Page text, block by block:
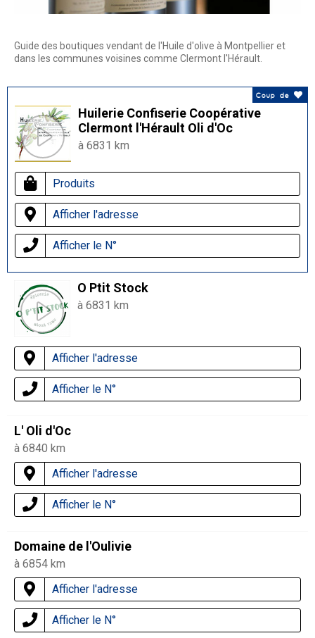
Guide des boutiques vendant de l'Huile d'olive à Montpellier et
dans les communes voisines comme Clermont l'Hérault.
Coup de
Huilerie Confiserie Coopérative
Clermont l'Hérault Oli d'Oc
à 6831 km
Produits
Afficher l'adresse
Afficher le N°
O Ptit Stock
à 6831 km
Afficher l'adresse
Afficher le N°
L' Oli d'Oc
à 6840 km
Afficher l'adresse
Afficher le N°
Domaine de l'Oulivie
à 6854 km
Afficher l'adresse
Afficher le N°